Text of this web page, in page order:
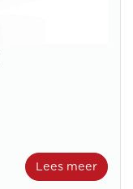
Lees meer